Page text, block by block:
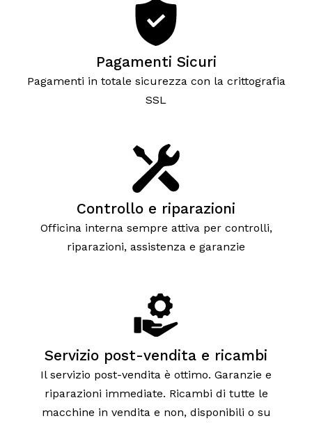
Pagamenti Sicuri
Pagamenti in totale sicurezza con la crittografia
SSL
Controllo e riparazioni
Officina interna sempre attiva per controlli,
riparazioni, assistenza e garanzie
Servizio post-vendita e ricambi
Il servizio post-vendita è ottimo. Garanzie e
riparazioni immediate. Ricambi di tutte le
macchine in vendita e non, disponibili o su